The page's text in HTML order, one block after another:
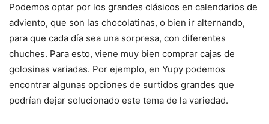
Podemos optar por los grandes clásicos en calendarios de
adviento, que son las chocolatinas, o bien ir alternando,
para que cada día sea una sorpresa, con diferentes
chuches. Para esto, viene muy bien comprar cajas de
golosinas variadas. Por ejemplo, en Yupy podemos
encontrar algunas opciones de surtidos grandes que
podrían dejar solucionado este tema de la variedad.